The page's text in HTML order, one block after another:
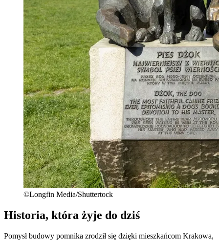
©Longfin Media/Shuttertock
Historia, która żyje do dziś
Pomysł budowy pomnika zrodził się dzięki mieszkańcom Krakowa,